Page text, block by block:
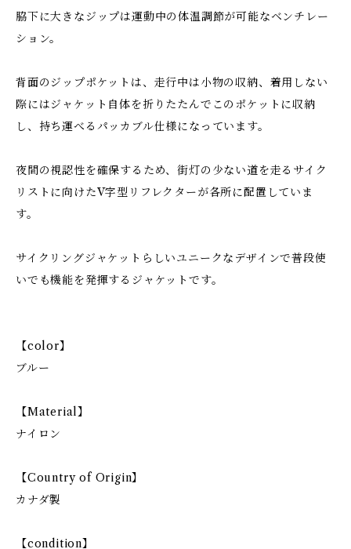
脇下に大きなジップは運動中の体温調節が可能なベンチレー
ション。
背面のジップポケットは、走行中は小物の収納、着用しない
際にはジャケット自体を折りたたんでこのポケットに収納
し、持ち運べるパッカブル仕様になっています。
夜間の視認性を確保するため、街灯の少ない道を走るサイク
リストに向けたV字型リフレクターが各所に配置していま
す。
サイクリングジャケットらしいユニークなデザインで普段使
いでも機能を発揮するジャケットです。
【color】
ブルー
【Material】
ナイロン
【Country of Origin】
カナダ製
【condition】